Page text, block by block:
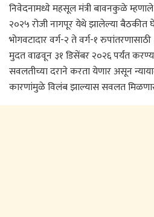
निवेदनामध्ये महसूल मंत्री बावनकुळे म्हणाले
२०२५ रोजी नागपूर येथे झालेल्या बैठकीत
भोगवटादार वर्ग-२ ते वर्ग-१
मुदत वाढवून ३१ डिसेंबर २०२६ पर्यंत
सवलतीच्या दराने करता येणार असून
कारणांमुळे विलंब झाल्यास सवलत